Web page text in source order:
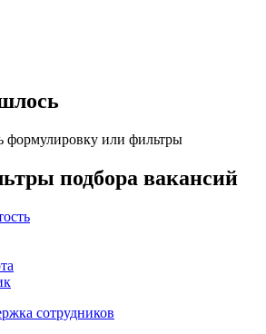
формулировку или фильтры
подбора вакансий
сотрудников